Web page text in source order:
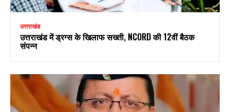
उत्तराखंड
उत्तराखंड में ड्रग्स के खिलाफ सख्ती, NCORD की 12वीं बैठक
संपन्न